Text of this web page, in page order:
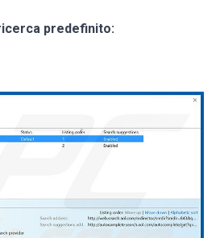
predefinito: